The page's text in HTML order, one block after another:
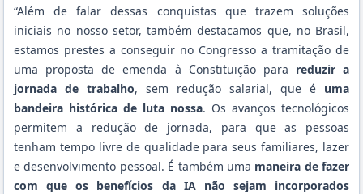
“Além de falar dessas conquistas que trazem soluções
iniciais no nosso setor, também destacamos que, no Brasil,
estamos prestes a conseguir no Congresso a tramitação de
uma proposta de emenda à Constituição para reduzir a
jornada de trabalho, sem redução salarial, que é uma
bandeira histórica de luta nossa. Os avanços tecnológicos
permitem a redução de jornada, para que as pessoas
tenham tempo livre de qualidade para seus familiares, lazer
e desenvolvimento pessoal. É também uma maneira de fazer
com que os benefícios da IA não sejam incorporados